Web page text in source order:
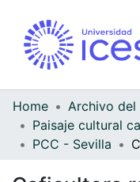
Home
Paisaje cultural
PCC - Sevilla